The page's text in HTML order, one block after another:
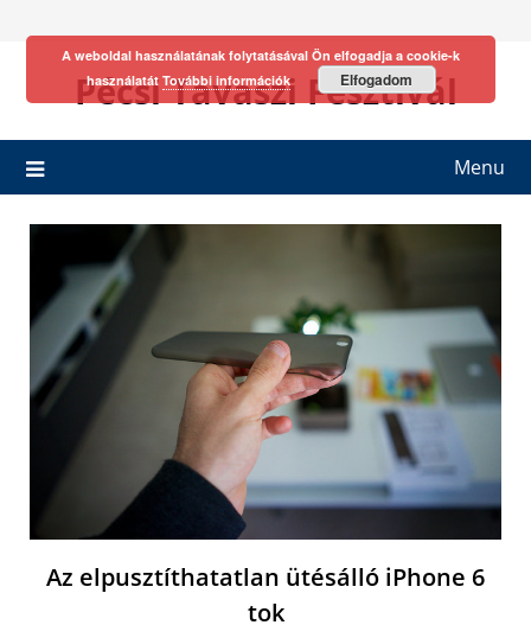
Pécsi Tavaszi Fesztivál
Menu
Az elpusztíthatatlan ütésálló iPhone 6
tok
A weboldal használatának folytatásával Ön elfogadja a cookie-k
használatát További információk Elfogadom